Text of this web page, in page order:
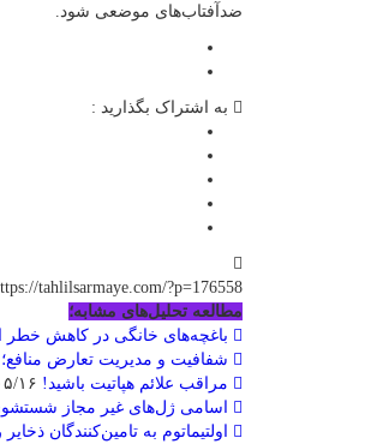
ضدآفتاب‌های موضعی شود.
به اشتراک بگذارید :
tahlilsarmaye.com/?p=176558
مطالعه تحلیل‌های مشابه؛
باغچه‌های خانگی در کاهش خطر
شفافیت و مدیریت تعارض منافع؛
مراقب علائم هپاتیت باشید!
اسامی ژل‌های غیر مجاز
اولتیماتوم به تامین‌کنندگان